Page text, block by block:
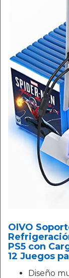
OIVO
PS5 con
12 Juegos
Diseño